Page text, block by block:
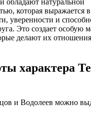
обладают натуральной
которая выражается
уверенности и
Это создает особую
делают их
характера
и Водолеев можно